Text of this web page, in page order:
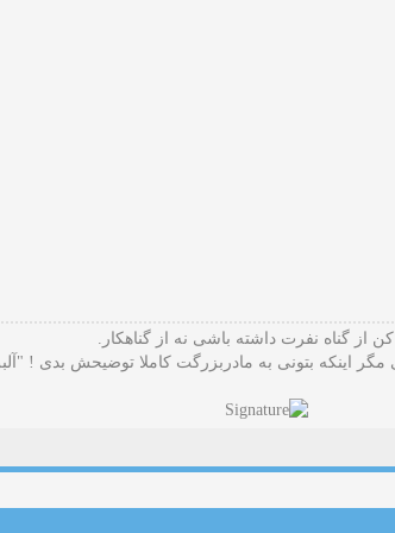
از گناه نفرت داشته باشی نه از گناهکار.
اینکه بتونی به مادربزرگت کاملا توضیحش بدی !